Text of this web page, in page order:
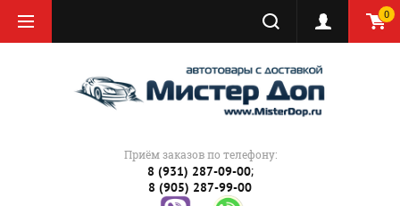
0
Приём заказов по телефону:
8 (931) 287-09-00;
8 (905) 287-99-00